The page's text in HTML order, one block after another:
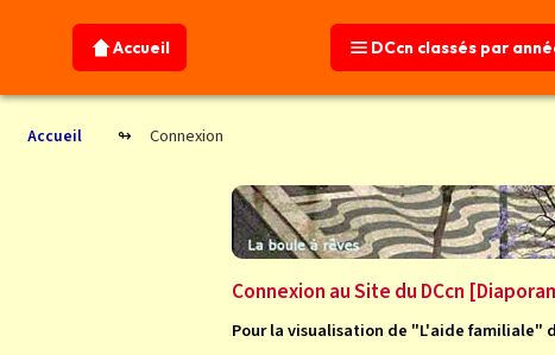
Accueil DCcn classés par
Accueil Connexion
Accueil DCcn classés par
Connexion au Site du DCcn
Pour la visualisation de "L'aide familiale"